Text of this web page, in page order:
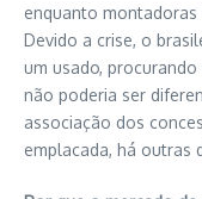
enquanto
Devido a crise, o
um usado,
não poderia ser
associação dos
emplacada, há outras